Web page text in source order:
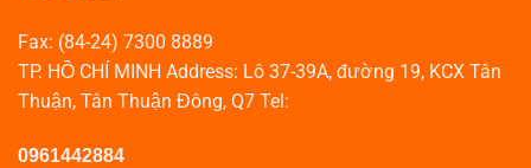
Fax: (84-24) 7300 8889
TP. HỒ CHÍ MINH Address: Lô 37-39A, đường 19, KCX Tân
Thuận, Tân Thuận Đông, Q7 Tel:
0961442884